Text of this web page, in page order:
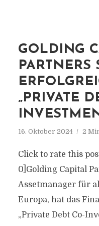
GOLDING
PARTNERS
PRIVATE
16. Oktober 2024 2
Click to rate this
0]Golding Capital
Assetmanager für
Europa, hat das
„Private Debt Co-